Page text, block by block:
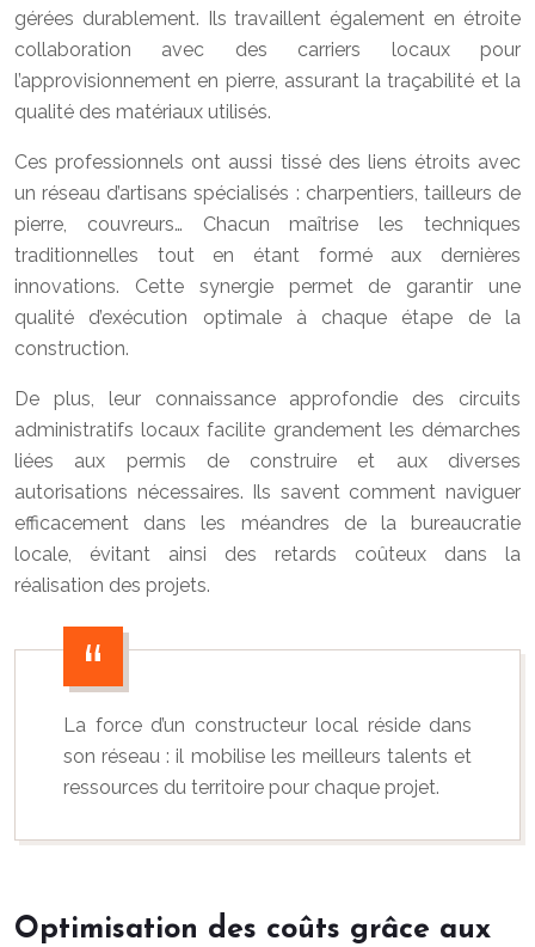
gérées durablement. Ils travaillent également en étroite
collaboration avec des carriers locaux pour
l’approvisionnement en pierre, assurant la traçabilité et la
qualité des matériaux utilisés.
Ces professionnels ont aussi tissé des liens étroits avec
un réseau d’artisans spécialisés : charpentiers, tailleurs de
pierre, couvreurs… Chacun maîtrise les techniques
traditionnelles tout en étant formé aux dernières
innovations. Cette synergie permet de garantir une
qualité d’exécution optimale à chaque étape de la
construction.
De plus, leur connaissance approfondie des circuits
administratifs locaux facilite grandement les démarches
liées aux permis de construire et aux diverses
autorisations nécessaires. Ils savent comment naviguer
efficacement dans les méandres de la bureaucratie
locale, évitant ainsi des retards coûteux dans la
réalisation des projets.
La force d’un constructeur local réside dans
son réseau : il mobilise les meilleurs talents et
ressources du territoire pour chaque projet.
Optimisation des coûts grâce aux